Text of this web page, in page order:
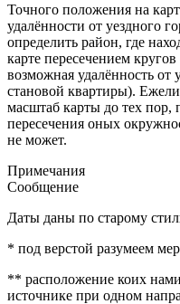
Точного положения на
удалённости от уездного
определить район, где
карте пересечением
возможная удалённость от
становой квартиры).
масштаб карты до тех пор,
пересечения оных
не может.
Примечания
Сообщение
Даты даны по старому
* под верстой разумеем
** расположение коих
источнике при одном